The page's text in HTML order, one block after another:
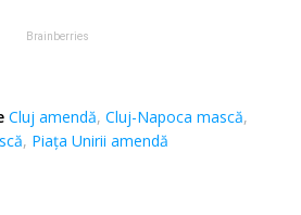
Cluj amendă,Cluj-Napoca mască,
, Piața Unirii amendă